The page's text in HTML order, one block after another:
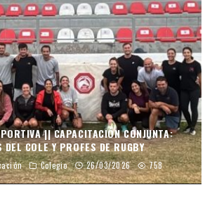
|| CAPACITACIÓN CONJUNTA:
DEL COLE Y PROFES DE RUGBY
Colegio 26/03/2026 758